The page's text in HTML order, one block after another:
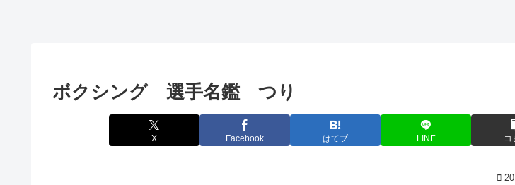
ボクシング 選手名鑑 つり
X Facebook はてブ LINE コ